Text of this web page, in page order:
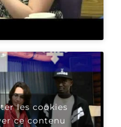
les cookies
ce contenu